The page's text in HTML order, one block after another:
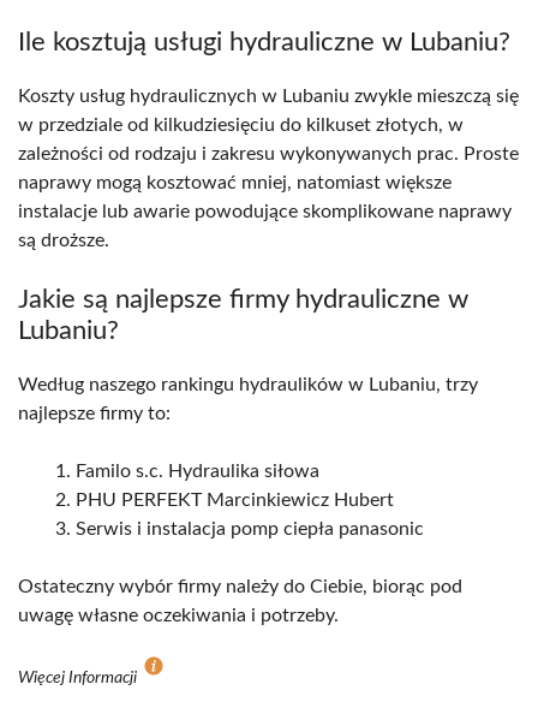
Ile kosztują usługi hydrauliczne w Lubaniu?
Koszty usług hydraulicznych w Lubaniu zwykle mieszczą się
w przedziale od kilkudziesięciu do kilkuset złotych, w
zależności od rodzaju i zakresu wykonywanych prac. Proste
naprawy mogą kosztować mniej, natomiast większe
instalacje lub awarie powodujące skomplikowane naprawy
są droższe.
Jakie są najlepsze firmy hydrauliczne w
Lubaniu?
Według naszego rankingu hydraulików w Lubaniu, trzy
najlepsze firmy to:
Familo s.c. Hydraulika siłowa
PHU PERFEKT Marcinkiewicz Hubert
Serwis i instalacja pomp ciepła panasonic
Ostateczny wybór firmy należy do Ciebie, biorąc pod
uwagę własne oczekiwania i potrzeby.
Więcej Informacji